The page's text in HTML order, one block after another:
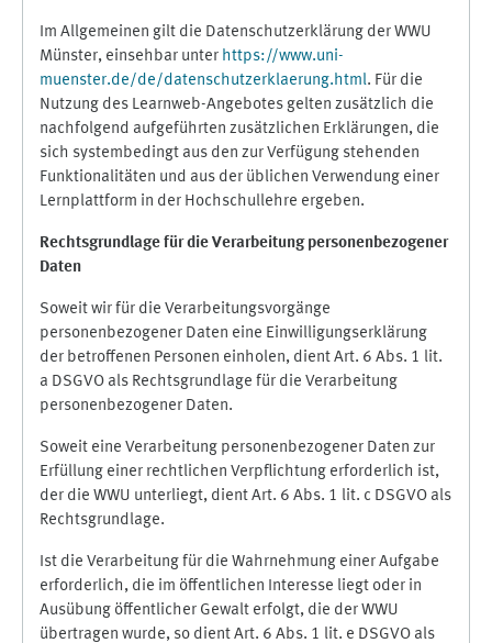
Im Allgemeinen gilt die Datenschutzerklärung der WWU
Münster, einsehbar unter https://www.uni-
muenster.de/de/datenschutzerklaerung.html. Für die
Nutzung des Learnweb-Angebotes gelten zusätzlich die
nachfolgend aufgeführten zusätzlichen Erklärungen, die
sich systembedingt aus den zur Verfügung stehenden
Funktionalitäten und aus der üblichen Verwendung einer
Lernplattform in der Hochschullehre ergeben.
Rechtsgrundlage für die Verarbeitung personenbezogener
Daten
Soweit wir für die Verarbeitungsvorgänge
personenbezogener Daten eine Einwilligungserklärung
der betroffenen Personen einholen, dient Art. 6 Abs. 1 lit.
a DSGVO als Rechtsgrundlage für die Verarbeitung
personenbezogener Daten.
Soweit eine Verarbeitung personenbezogener Daten zur
Erfüllung einer rechtlichen Verpflichtung erforderlich ist,
der die WWU unterliegt, dient Art. 6 Abs. 1 lit. c DSGVO als
Rechtsgrundlage.
Ist die Verarbeitung für die Wahrnehmung einer Aufgabe
erforderlich, die im öffentlichen Interesse liegt oder in
Ausübung öffentlicher Gewalt erfolgt, die der WWU
übertragen wurde, so dient Art. 6 Abs. 1 lit. e DSGVO als